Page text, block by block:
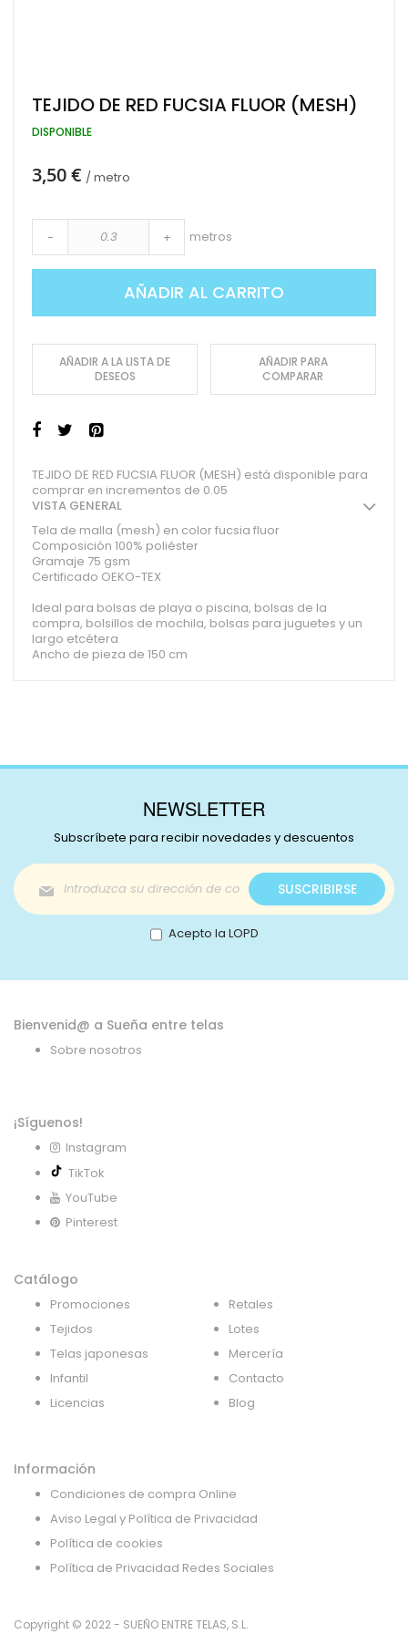
Saltar
al
comienzo
galería
TEJIDO DE RED FUCSIA FLUOR (MESH)
DISPONIBLE
3,50 € / metro
- + metros
AÑADIR AL CARRITO
AÑADIR A LA LISTA DE
DESEOS
AÑADIR PARA
COMPARAR
TEJIDO DE RED FUCSIA FLUOR (MESH) está disponible para
comprar en incrementos de 0.05
VISTA GENERAL
Tela de malla (mesh) en color fucsia fluor
Composición 100% poliéster
Gramaje 75 gsm
Certificado OEKO-TEX
Ideal para bolsas de playa o piscina, bolsas de la
compra, bolsillos de mochila, bolsas para juguetes y un
largo etcétera
Ancho de pieza de 150 cm
NEWSLETTER
Subscríbete para recibir novedades y descuentos
Inscríbase
a
nuestro
boletín
de
SUSCRIBIRSE
Acepto la LOPD
Bienvenid@ a Sueña entre telas
Sobre nosotros
¡Síguenos!
Instagram
TikTok
YouTube
Pinterest
Catálogo
Promociones
Tejidos
Telas japonesas
Infantil
Licencias
Retales
Lotes
Mercería
Contacto
Blog
Información
Condiciones de compra Online
Aviso Legal y Política de Privacidad
Política de cookies
Política de Privacidad Redes Sociales
Copyright © 2022 - SUEÑO ENTRE TELAS, S.L.